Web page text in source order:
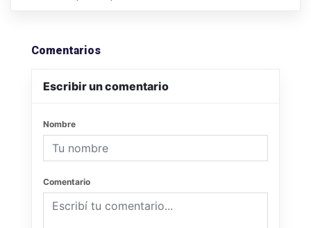
Comentarios
Escribir un comentario
Nombre
Comentario